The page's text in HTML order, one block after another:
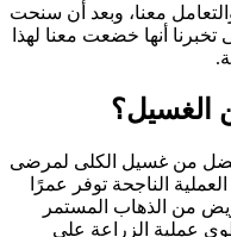
معنا، وبعد أن سنحت
أنها خضعت معنا لهذا
الغسيل؟
من غسيل الكلى لمرضى
الناجحة توفر عمرًا
من الذهاب المستمر
عملية الزراعة على